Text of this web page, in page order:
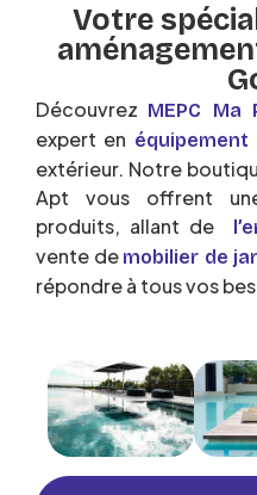
Votre
Découvrez MEPC Ma
expert en équipement
extérieur. Notre
Apt vous offrent
produits, allant de
vente de mobilier de
répondre à tous vos